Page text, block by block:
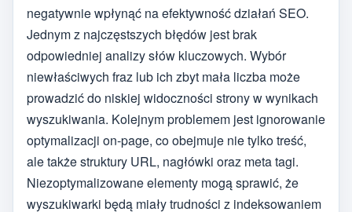
negatywnie wpłynąć na efektywność działań SEO.
Jednym z najczęstszych błędów jest brak
odpowiedniej analizy słów kluczowych. Wybór
niewłaściwych fraz lub ich zbyt mała liczba może
prowadzić do niskiej widoczności strony w wynikach
wyszukiwania. Kolejnym problemem jest ignorowanie
optymalizacji on-page, co obejmuje nie tylko treść,
ale także struktury URL, nagłówki oraz meta tagi.
Niezoptymalizowane elementy mogą sprawić, że
wyszukiwarki będą miały trudności z indeksowaniem